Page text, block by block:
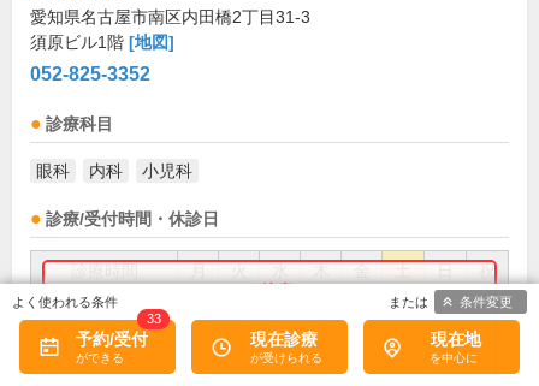
愛知県名古屋市南区内田橋2丁目31-3
須原ビル1階 [地図]
052-825-3352
診療科目
眼科 内科 小児科
診療/受付時間・休診日
診療時間 火 水 木 金 祝
9:00～12:00 ●
16:00～18:00 ●
お盆(8月中旬)は休診・休業の場合があります。来院前
に必ず医療機関に直接ご確認ください。
×閉じる
予約/受付
33
現在診療 現在地
条件変更